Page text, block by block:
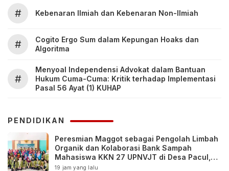
# Kebenaran Ilmiah dan Kebenaran Non-Ilmiah
#
Cogito Ergo Sum dalam Kepungan Hoaks dan
Algoritma
#
Menyoal Independensi Advokat dalam Bantuan
Hukum Cuma-Cuma: Kritik terhadap Implementasi
Pasal 56 Ayat (1) KUHAP
PENDIDIKAN
Peresmian Maggot sebagai Pengolah Limbah
Organik dan Kolaborasi Bank Sampah
Mahasiswa KKN 27 UPNVJT di Desa Pacul,
Bojonegoro
19 jam yang lalu